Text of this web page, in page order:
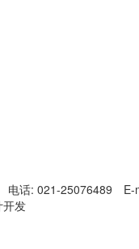
电话: 021-25076489 E-
开发